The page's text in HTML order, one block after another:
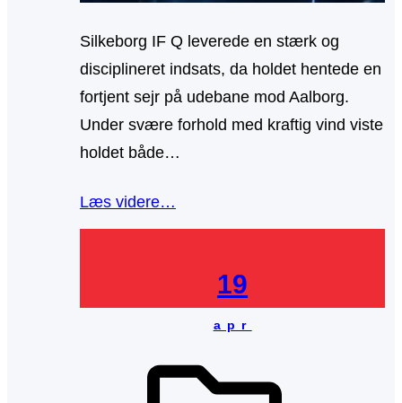
Silkeborg IF Q leverede en stærk og
disciplineret indsats, da holdet hentede en
fortjent sejr på udebane mod Aalborg.
Under svære forhold med kraftig vind viste
holdet både…
Læs videre…
19
apr